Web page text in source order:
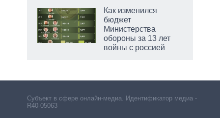
Как изменился
бюджет
Министерства
обороны за 13 лет
войны с россией
Субъект в сфере онлайн-медиа. Идентификатор медиа –
R40-05063